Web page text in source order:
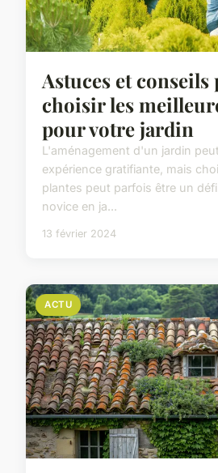
Astuces et conseils
choisir les
pour votre jardin
L'aménagement d'un jardin
expérience gratifiante, mais
plantes peut parfois être un
novice en ja...
13 février 2024
ACTU